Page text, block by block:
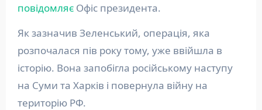
повідомляєОфіс президента.
Як зазначив Зеленський, операція, яка
розпочалася пів року тому, уже ввійшла в
історію. Вона запобігла російському наступу
на Суми та Харків і повернула війну на
територію РФ.